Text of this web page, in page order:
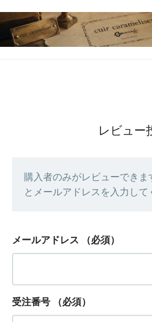
レビュー
購入者のみがレビューでき
とメールアドレスを入力して
メールアドレス （必須）
受注番号 （必須）